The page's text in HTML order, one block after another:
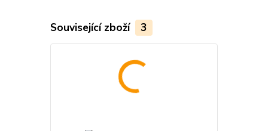
Související zboží 3